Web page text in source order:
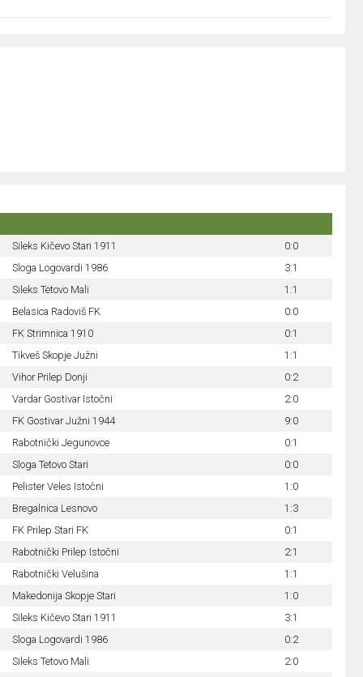
Sileks Kičevo Stari 1911
0:0
Sloga Logovardi 1986
3:1
Sileks Tetovo Mali
1:1
Belasica Radoviš FK
0:0
FK Strimnica 1910
0:1
Tikveš Skopje Južni
1:1
Vihor Prilep Donji
0:2
Vardar Gostivar Istočni
2:0
FK Gostivar Južni 1944
9:0
Rabotnički Jegunovce
0:1
Sloga Tetovo Stari
0:0
Pelister Veles Istočni
1:0
Bregalnica Lesnovo
1:3
FK Prilep Stari FK
0:1
Rabotnički Prilep Istočni
2:1
Rabotnički Velušina
1:1
Makedonija Skopje Stari
1:0
Sileks Kičevo Stari 1911
3:1
Sloga Logovardi 1986
0:2
Sileks Tetovo Mali
2:0